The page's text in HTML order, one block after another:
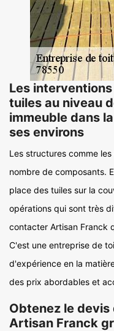
Les
tuiles au niveau
immeuble dans
ses environs
Les structures comme
nombre de composants.
place des tuiles sur la
opérations qui sont très
contacter Artisan Franck
C'est une entreprise de
d'expérience en la
des prix abordables et
Obtenez le devis
Artisan Franck